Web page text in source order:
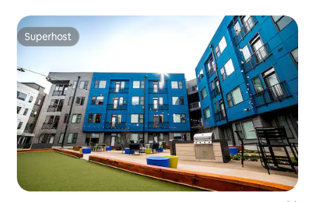
Superhost
Superhost